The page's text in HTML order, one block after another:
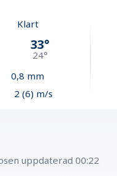
Klart
33°
24°
0,8 mm
2 (6) m/s
uppdaterad 00:22